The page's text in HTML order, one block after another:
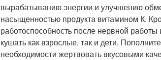
вырабатыванию энергии и улучшению
насыщенностью продукта витамином К.
работоспособность после нервной
кушать как взрослые, так и дети.
необходимости жертвовать вкусовыми